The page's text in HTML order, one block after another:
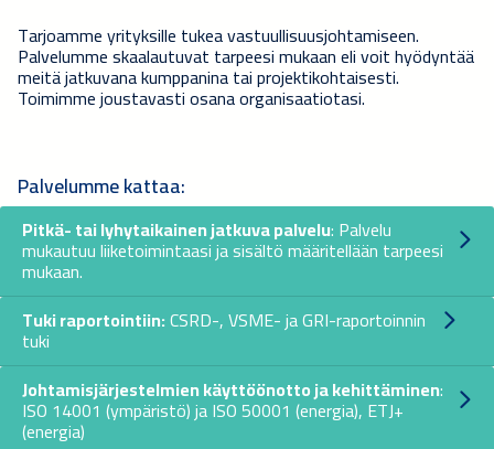
Tarjoamme yrityksille tukea vastuullisuusjohtamiseen.
Palvelumme skaalautuvat tarpeesi mukaan eli voit hyödyntää
meitä jatkuvana kumppanina tai projektikohtaisesti.
Toimimme joustavasti osana organisaatiotasi.
Palvelumme kattaa:
Pitkä- tai lyhytaikainen jatkuva palvelu: Palvelu
mukautuu liiketoimintaasi ja sisältö määritellään tarpeesi
mukaan.
Tuki raportointiin:CSRD-, VSME- ja GRI-raportoinnin
tuki
Johtamisjärjestelmien käyttöönotto ja kehittäminen:
ISO 14001 (ympäristö) ja ISO 50001 (energia), ETJ+
(energia)